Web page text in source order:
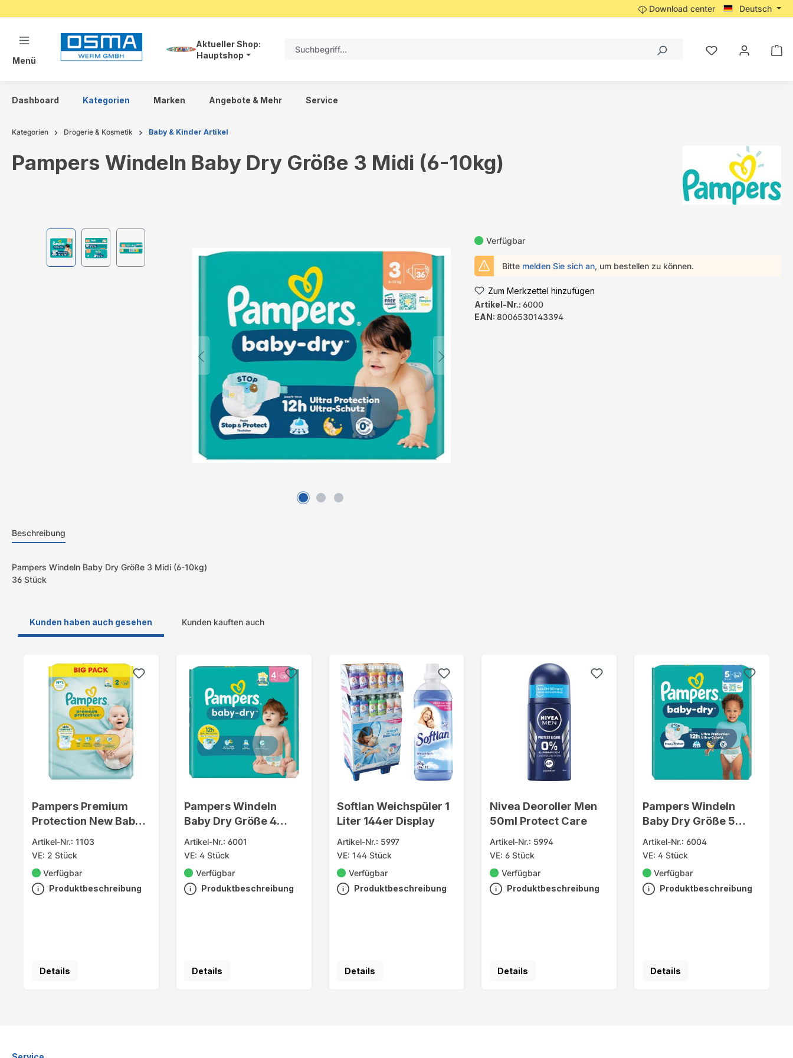
Download center Deutsch
Menü
Aktueller Shop:
Hauptshop
Dashboard Kategorien Marken Angebote & Mehr Service
Kategorien Drogerie & Kosmetik Baby & Kinder Artikel
Pampers Windeln Baby Dry Größe 3 Midi (6-10kg)
Bildergalerie überspringen
Verfügbar
Bitte melden Sie sich an, um bestellen zu können.
Zum Merkzettel hinzufügen
Artikel-Nr.: 6000
EAN: 8006530143394
Beschreibung
Pampers Windeln Baby Dry Größe 3 Midi (6-10kg)
36 Stück
Kunden haben auch gesehen Kunden kauften auch
Produktgalerie überspringen
Pampers Premium
Protection New Baby
Gr.2 Mini 74
Artikel-Nr.: 1103
VE: 2 Stück
Verfügbar
Produktbeschreibung
Details
Pampers Windeln
Baby Dry Größe 4
Maxi (9-14kg)
Artikel-Nr.: 6001
VE: 4 Stück
Verfügbar
Produktbeschreibung
Details
Softlan Weichspüler 1
Liter 144er Display
Artikel-Nr.: 5997
VE: 144 Stück
Verfügbar
Produktbeschreibung
Details
Nivea Deoroller Men
50ml Protect Care
Artikel-Nr.: 5994
VE: 6 Stück
Verfügbar
Produktbeschreibung
Details
Pampers Windeln
Baby Dry Größe 5
Junior (11-16kg)
Artikel-Nr.: 6004
VE: 4 Stück
Verfügbar
Produktbeschreibung
Details